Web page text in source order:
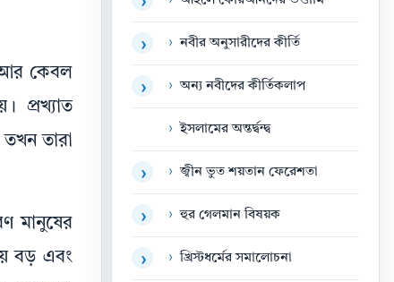
আর কেবল
প্রখ্যাত
তারা
মানুষের
বড় এবং
› › নবীর অনুসারীদের কীর্তি
› › অন্য নবীদের কীর্তিকলাপ
› ইসলামের অন্তর্দ্বন্দ্ব
› › জ্বীন ভুত শয়তান ফেরেশতা
› › হুর গেলমান বিষয়ক
› › খ্রিস্টধর্মের সমালোচনা